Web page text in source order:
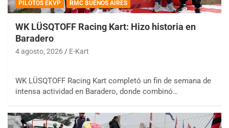
PILOTOS EKVP RMC BUENOS AIRES
WK LÜSQTOFF Racing Kart: Hizo historia en
Baradero
4 agosto, 2026 E-Kart
WK LÜSQTOFF Racing Kart completó un fin de semana de
intensa actividad en Baradero, donde combinó…